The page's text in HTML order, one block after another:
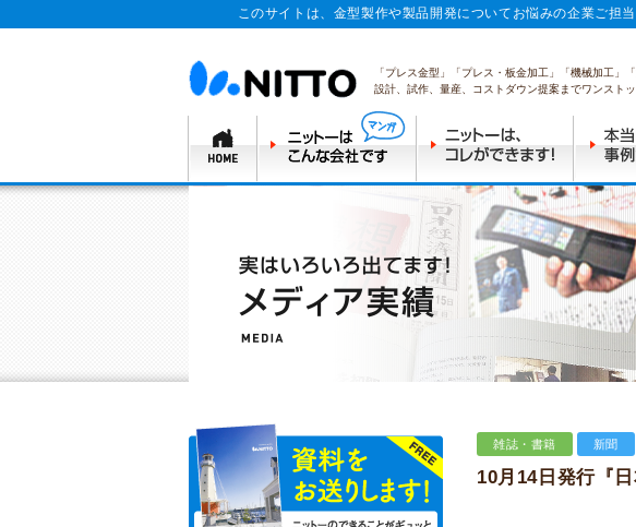
このサイトは、金型製作や製品開発についてお悩みの企業ご担
「プレス金型」「プレス・板金加工」「機械加工」
設計、試作、量産、コストダウン提案までワンストッ
雑誌・書籍 新聞
10月14日発行『